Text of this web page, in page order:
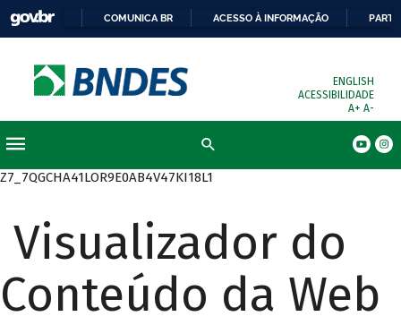
COMUNICA BR ACESSO À INFORMAÇÃO
ENGLISH
ACESSIBILIDADE
A+ A-
Z7_7QGCHA41LOR9E0AB4V47KI18L1
Visualizador do
Conteúdo da Web